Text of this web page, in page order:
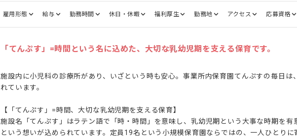
雇用形態 給与 勤務時間 休日・休暇 福利厚生 勤務地 アクセス 応募資格
「てんぷす」=時間という名に込めた、大切な乳幼児期を支える保育です。
施設内に小児科の診療所があり、いざという時も安心。事業所内保育園てんぷすの毎日は
れています。
【「てんぷす」=時間、大切な乳幼児期を支える保育】
施設名「てんぷす」はラテン語で「時・時間」を意味し、乳幼児期という大事な時期を有
という想いが込められています。定員19名という小規模保育園ならではの、一人ひとり